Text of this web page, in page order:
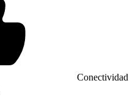
Conectividad